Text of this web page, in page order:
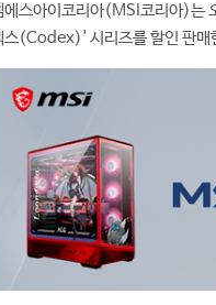
에스아이코리아(MSI코리아)는
스(Codex)' 시리즈를 할인 판매